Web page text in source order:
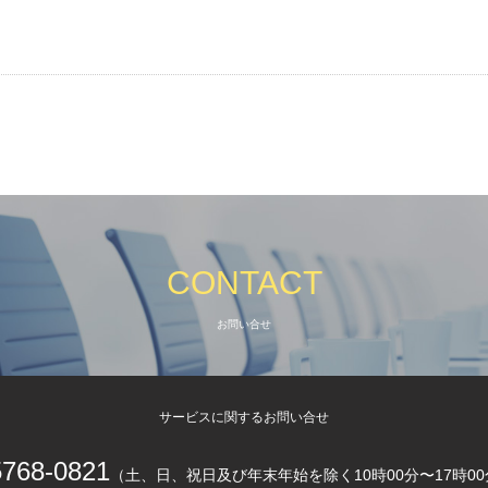
CONTACT
お問い合せ
サービスに関するお問い合せ
0821 （土、日、祝日及び年末年始を除く10時00分〜17時